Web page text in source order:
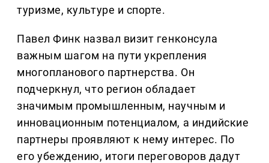
туризме, культуре и спорте.
Павел Финк назвал визит генконсула
важным шагом на пути укрепления
многопланового партнерства. Он
подчеркнул, что регион обладает
значимым промышленным, научным и
инновационным потенциалом, а индийские
партнеры проявляют к нему интерес. По
его убеждению, итоги переговоров дадут